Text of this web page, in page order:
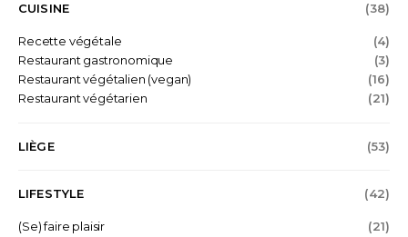
CUISINE (38)
Recette végétale
(4)
Restaurant gastronomique
(3)
Restaurant végétalien (vegan)
(16)
Restaurant végétarien
(21)
LIÈGE (53)
LIFESTYLE (42)
(Se) faire plaisir
(21)